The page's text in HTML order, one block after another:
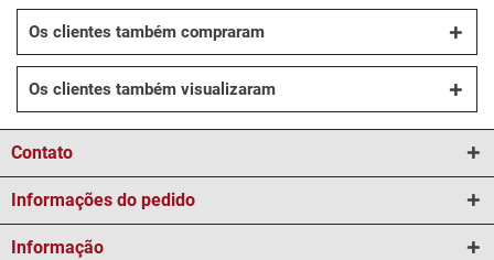
Os clientes também compraram
Os clientes também visualizaram
Contato
Informações do pedido
Informação